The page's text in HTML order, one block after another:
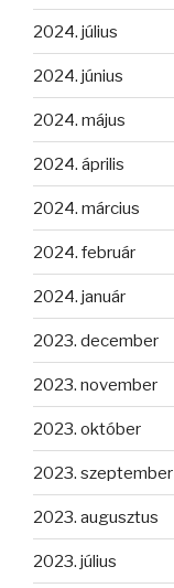
2024. július
2024. június
2024. május
2024. április
2024. március
2024. február
2024. január
2023. december
2023. november
2023. október
2023. szeptember
2023. augusztus
2023. július